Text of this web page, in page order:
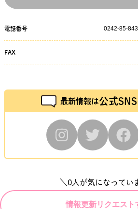
電話番号 0242-85-
FAX
最新情報は公式SNS
＼ 0人が気になってい
情報更新リクエスト